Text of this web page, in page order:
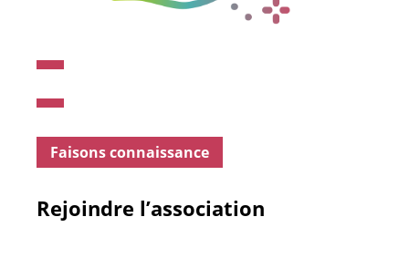
Faisons connaissance
Rejoindre l’association